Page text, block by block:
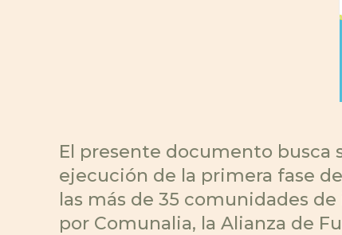
El presente documento busca
ejecución de la primera fase
las más de 35 comunidades
por Comunalia, la Alianza de